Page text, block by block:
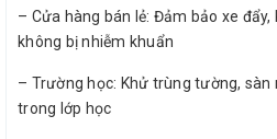
– Cửa hàng bán lẻ: Đảm bảo xe
không bị nhiễm khuẩn
– Trường học: Khử trùng tường, sàn
trong lớp học